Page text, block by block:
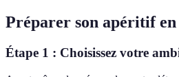
Préparer son apéritif en
Étape 1 : Choisissez votre